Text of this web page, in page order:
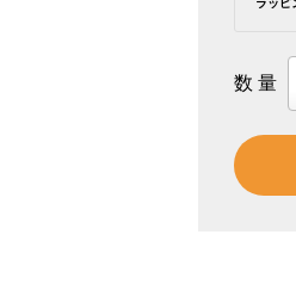
ラッピ
数量